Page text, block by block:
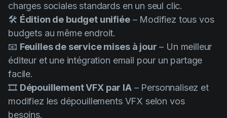
charges sociales standards en un seul clic.
🛠️ Édition de budget unifiée– Modifiez tous vos
budgets au même endroit.
📧 Feuilles de service mises à jour – Un meilleur
éditeur et une intégration email pour un partage
facile.
🎞️ Dépouillement VFX par IA– Personnalisez et
modifiez les dépouillements VFX selon vos
besoins.